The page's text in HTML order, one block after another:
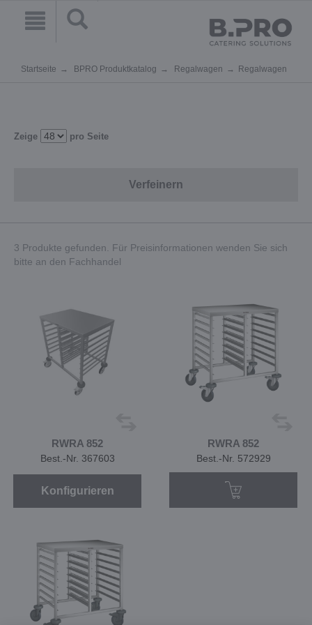
Startseite BPRO Produktkatalog Regalwagen Regalwagen
Zeige pro Seite
Verfeinern
3 Produkte gefunden. Für Preisinformationen wenden Sie sich
bitte an den Fachhandel
RWRA 852
Best.-Nr. 367603
Konfigurieren
RWRA 852
Best.-Nr. 572929